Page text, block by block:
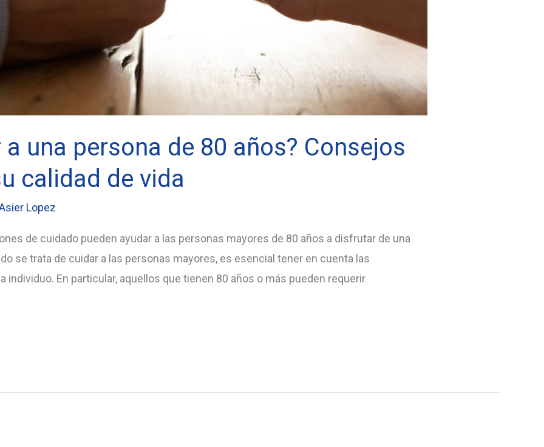
una persona de 80 años? Consejos
calidad de vida
Lopez
de cuidado pueden ayudar a las personas mayores de 80 años a disfrutar de una
se trata de cuidar a las personas mayores, es esencial tener en cuenta las
En particular, aquellos que tienen 80 años o más pueden requerir